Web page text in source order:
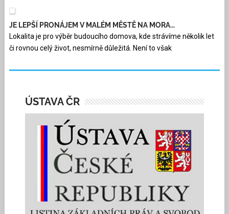
JE LEPŠÍ PRONÁJEM V MALÉM MĚSTĚ NA MORA...
Lokalita je pro výběr budoucího domova, kde strávíme několik let
či rovnou celý život, nesmírně důležitá. Není to však
ÚSTAVA ČR